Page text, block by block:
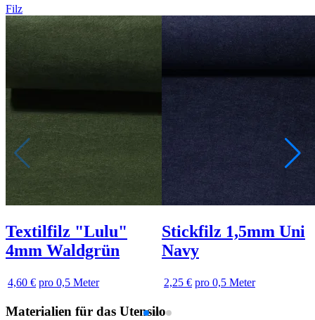
Filz
Textilfilz "Lulu"
4mm Waldgrün
4,60 € pro 0,5 Meter
Stickfilz 1,5mm Uni
Navy
2,25 € pro 0,5 Meter
Materialien für das Utensilo